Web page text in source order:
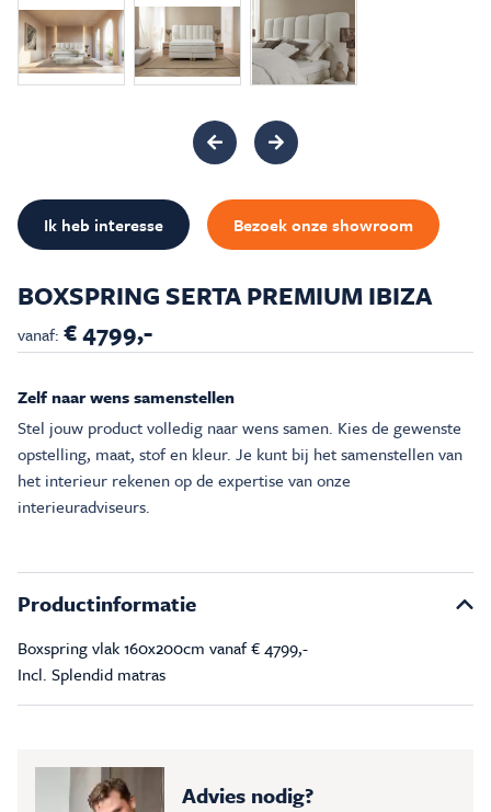
Inspiratie & Advies
BOXSPRING SERTA PREMIUM IBIZA
vanaf: € 4799,-
Zelf naar wens samenstellen
Stel jouw product volledig naar wens samen. Kies de gewenste
opstelling, maat, stof en kleur. Je kunt bij het samenstellen van
het interieur rekenen op de expertise van onze
interieuradviseurs.
Ik heb interesse Bezoek onze showroom
Productinformatie
Boxspring vlak 160x200cm vanaf € 4799,-
Incl. Splendid matras
Advies nodig?